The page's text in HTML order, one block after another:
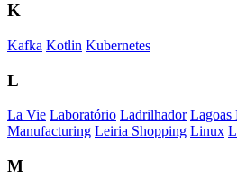
K
Kafka Kotlin Kubernetes
L
La Vie Laboratório Ladrilhador Lagoas
Manufacturing Leiria Shopping Linux
M